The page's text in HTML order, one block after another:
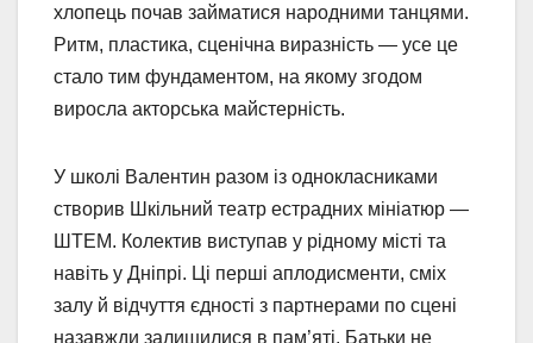
хлопець почав займатися народними танцями.
Ритм, пластика, сценічна виразність — усе це
стало тим фундаментом, на якому згодом
виросла акторська майстерність.
У школі Валентин разом із однокласниками
створив Шкільний театр естрадних мініатюр —
ШТЕМ. Колектив виступав у рідному місті та
навіть у Дніпрі. Ці перші аплодисменти, сміх
залу й відчуття єдності з партнерами по сцені
назавжди залишилися в пам’яті. Батьки не